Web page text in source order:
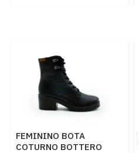
FEMININO BOTA
COTURNO BOTTERO